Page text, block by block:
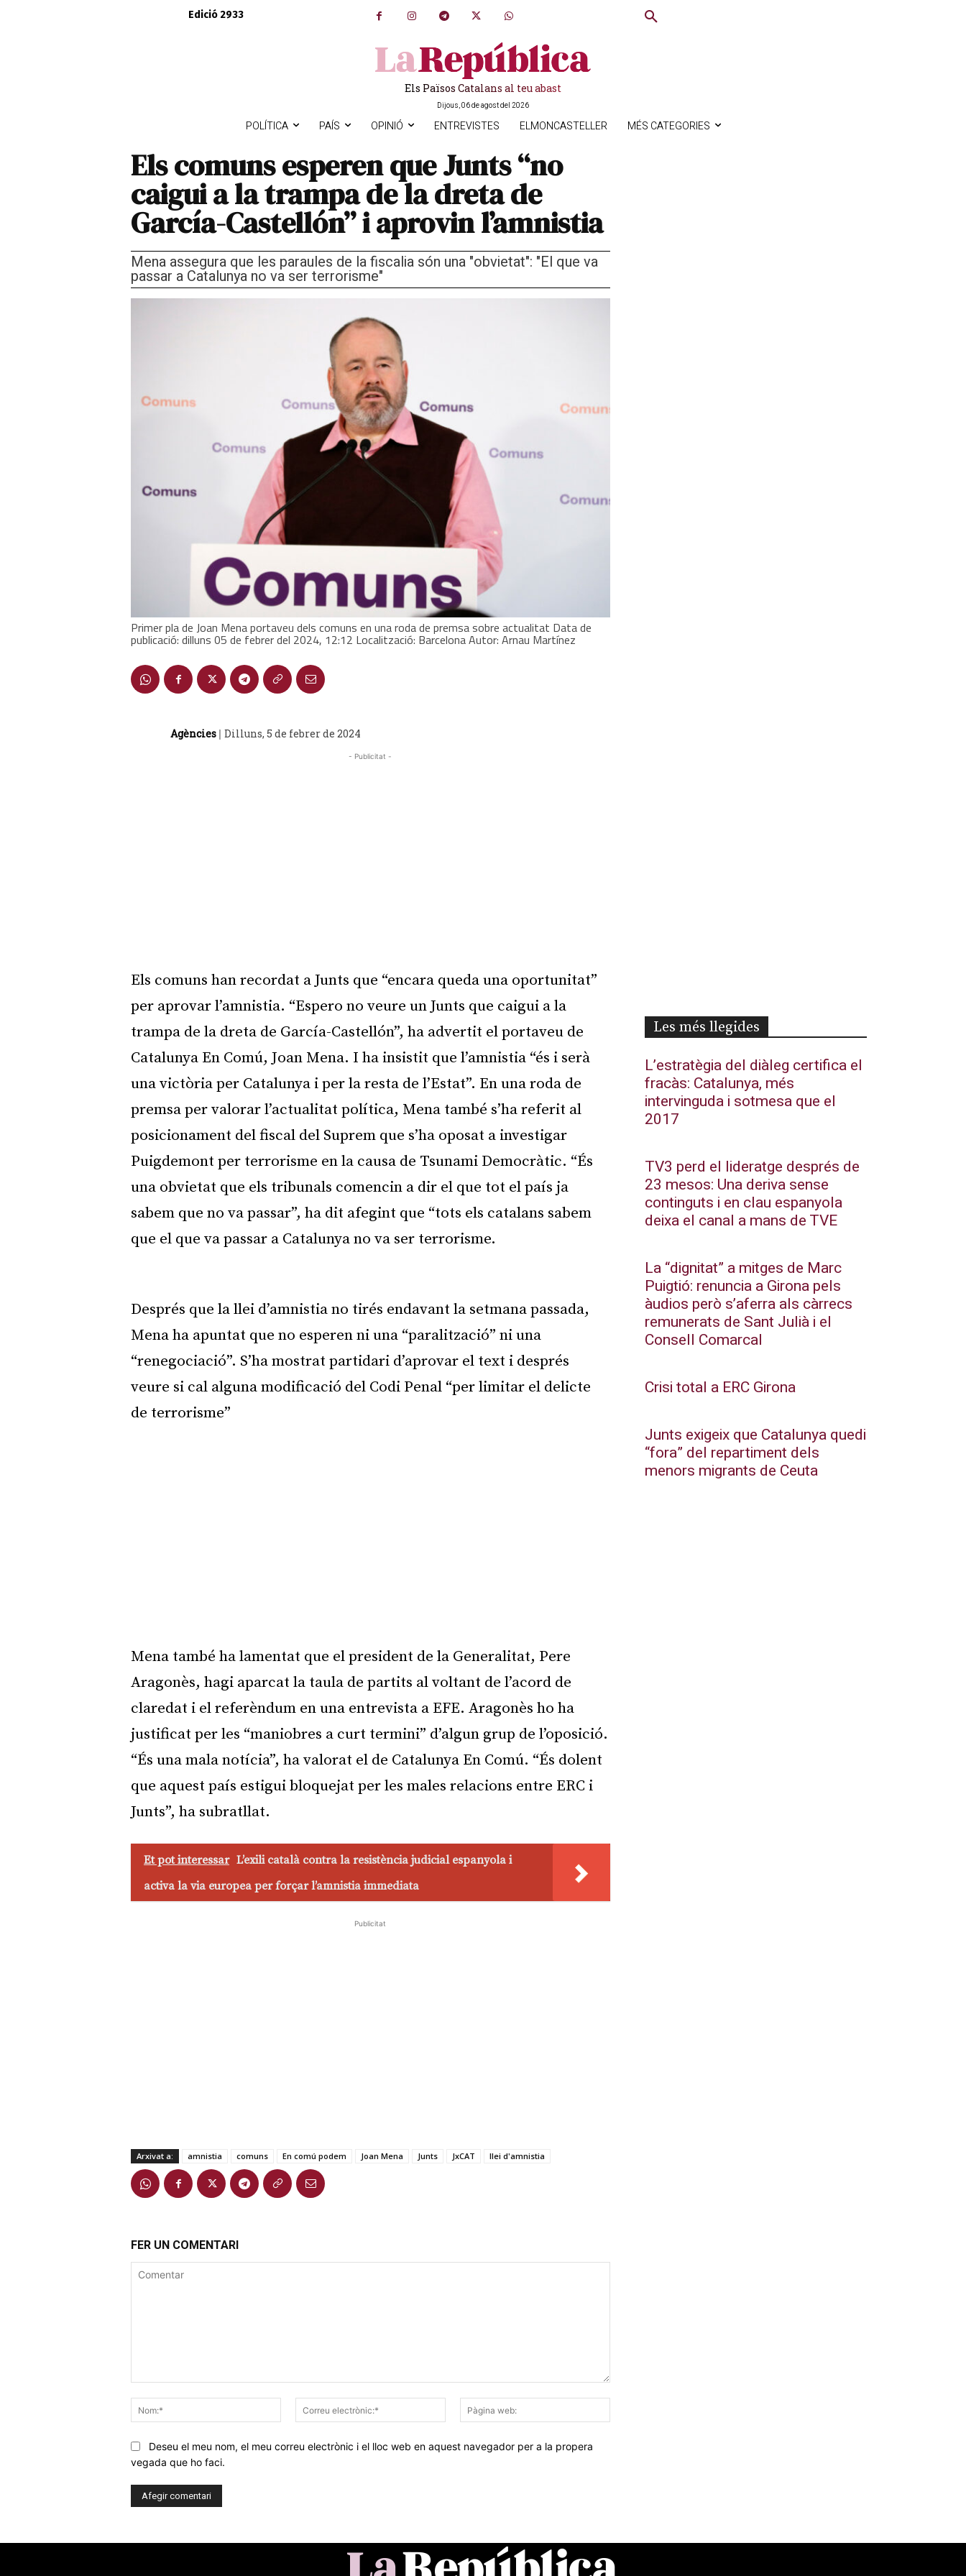
Edició 2933
Els Països Catalans al teu abast
Dijous, 06 de agost del 2026
POLÍTICA PAÍS OPINIÓ ENTREVISTES ELMONCASTELLER MÉS CATEGORIES
Els comuns esperen que Junts “no
caigui a la trampa de la dreta de
García-Castellón” i aprovin l’amnistia
Mena assegura que les paraules de la fiscalia són una "obvietat": "El que va
passar a Catalunya no va ser terrorisme"
Primer pla de Joan Mena portaveu dels comuns en una roda de premsa sobre actualitat Data de
publicació: dilluns 05 de febrer del 2024, 12:12 Localització: Barcelona Autor: Arnau Martínez
Agències | Dilluns, 5 de febrer de 2024
- Publicitat -
Els comuns han recordat a Junts que “encara queda una oportunitat”
per aprovar l’amnistia. “Espero no veure un Junts que caigui a la
trampa de la dreta de García-Castellón”, ha advertit el portaveu de
Catalunya En Comú, Joan Mena. I ha insistit que l’amnistia “és i serà
una victòria per Catalunya i per la resta de l’Estat”. En una roda de
premsa per valorar l’actualitat política, Mena també s’ha referit al
posicionament del fiscal del Suprem que s’ha oposat a investigar
Puigdemont per terrorisme en la causa de Tsunami Democràtic. “És
una obvietat que els tribunals comencin a dir el que tot el país ja
sabem que no va passar”, ha dit afegint que “tots els catalans sabem
que el que va passar a Catalunya no va ser terrorisme.
Després que la llei d’amnistia no tirés endavant la setmana passada,
Mena ha apuntat que no esperen ni una “paralització” ni una
“renegociació”. S’ha mostrat partidari d’aprovar el text i després
veure si cal alguna modificació del Codi Penal “per limitar el delicte
de terrorisme”
Mena també ha lamentat que el president de la Generalitat, Pere
Aragonès, hagi aparcat la taula de partits al voltant de l’acord de
claredat i el referèndum en una entrevista a EFE. Aragonès ho ha
justificat per les “maniobres a curt termini” d’algun grup de l’oposició.
“És una mala notícia”, ha valorat el de Catalunya En Comú. “És dolent
que aquest país estigui bloquejat per les males relacions entre ERC i
Junts”, ha subratllat.
Et pot interessar L’exili català contra la resistència judicial espanyola i
activa la via europea per forçar l’amnistia immediata
Publicitat
Arxivat a: amnistia comuns En comú podem Joan Mena Junts JxCAT llei d'amnistia
FER UN COMENTARI
Nom:*
Correu
electrònic:*
web:
Deseu el meu nom, el meu correu electrònic i el lloc web en aquest navegador per a la propera
vegada que ho faci.
Les més llegides
L’estratègia del diàleg certifica el
fracàs: Catalunya, més
intervinguda i sotmesa que el
2017
TV3 perd el lideratge després de
23 mesos: Una deriva sense
continguts i en clau espanyola
deixa el canal a mans de TVE
La “dignitat” a mitges de Marc
Puigtió: renuncia a Girona pels
àudios però s’aferra als càrrecs
remunerats de Sant Julià i el
Consell Comarcal
Crisi total a ERC Girona
Junts exigeix que Catalunya quedi
“fora” del repartiment dels
menors migrants de Ceuta